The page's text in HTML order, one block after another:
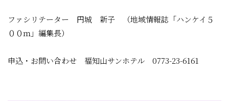
ファシリテーター 円城 新子 （地域情報誌「ハンケイ５
００ｍ」編集長）
申込・お問い合わせ 福知山サンホテル 0773-23-6161